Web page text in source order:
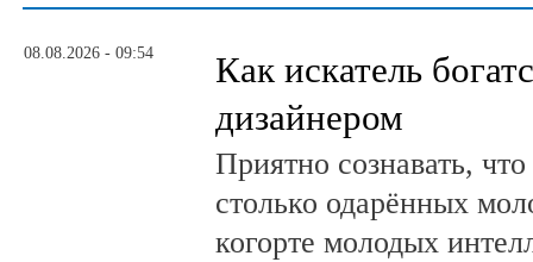
08.08.2026 - 09:54
Как искатель
дизайнером
Приятно сознавать,
столько одарённых
когорте молодых